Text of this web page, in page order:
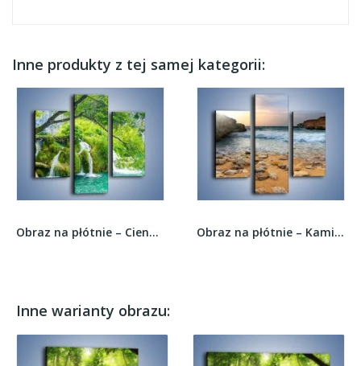
Inne produkty z tej samej kategorii:
Obraz na płótnie – Cienkim strumieniem do rzeki... Obraz na płótnie – Kamienista plaża o poranku –...
Inne warianty obrazu: